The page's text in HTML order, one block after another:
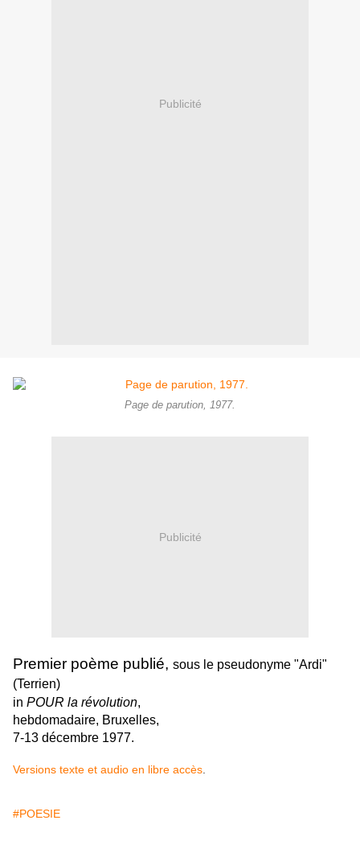
Publicité
Page de parution, 1977.
Publicité
Premier poème publié, sous le pseudonyme "Ardi"
(Terrien)
in POUR la révolution,
hebdomadaire, Bruxelles,
7-13 décembre 1977.
Versions texte et audio en libre accès
#POESIE